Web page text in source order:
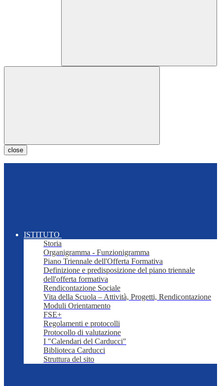
close
ISTITUTO
Storia
Organigramma - Funzionigramma
Piano Triennale dell'Offerta Formativa
Definizione e predisposizione del piano triennale
dell'offerta formativa
Rendicontazione Sociale
Vita della Scuola – Attività, Progetti, Rendicontazione
Moduli Orientamento
FSE+
Regolamenti e protocolli
Protocollo di valutazione
I "Calendari del Carducci"
Biblioteca Carducci
Struttura del sito